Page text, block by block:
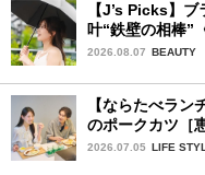
【J’s Picks】
叶“鉄壁の相棒”
品〉
2026.08.07 BEAUTY
【ならたべラ
のポークカツ［
2026.07.05 LIFE